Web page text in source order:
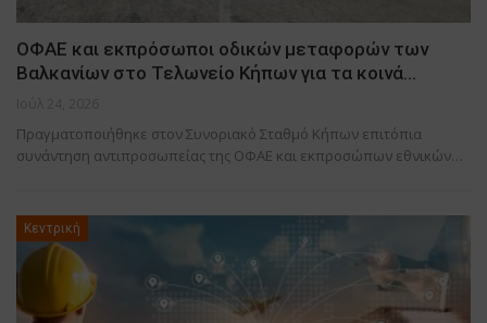
ΟΦΑΕ και εκπρόσωποι οδικών μεταφορών των
Βαλκανίων στο Τελωνείο Κήπων για τα κοινά…
Πραγματοποιήθηκε στον Συνοριακό Σταθμό Κήπων επιτόπια
συνάντηση αντιπροσωπείας της ΟΦΑΕ και εκπροσώπων εθνικών…
Κεντρική